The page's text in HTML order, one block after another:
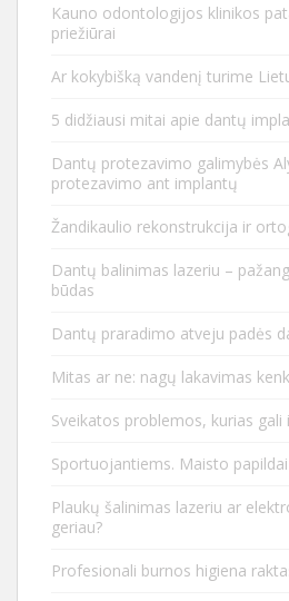
Kauno odontologijos klinikos
priežiūrai
Ar kokybišką vandenį turime
5 didžiausi mitai apie dantų
Dantų protezavimo galimybės
protezavimo ant implantų
Žandikaulio rekonstrukcija ir
Dantų balinimas lazeriu –
būdas
Dantų praradimo atveju padės
Mitas ar ne: nagų lakavimas
Sveikatos problemos, kurias
Sportuojantiems. Maisto
Plaukų šalinimas lazeriu ar
geriau?
Profesionali burnos higiena